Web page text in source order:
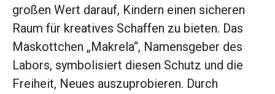
großen Wert darauf, Kindern einen sicheren
Raum für kreatives Schaffen zu bieten. Das
Maskottchen „Makrela“, Namensgeber des
Labors, symbolisiert diesen Schutz und die
Freiheit, Neues auszuprobieren. Durch